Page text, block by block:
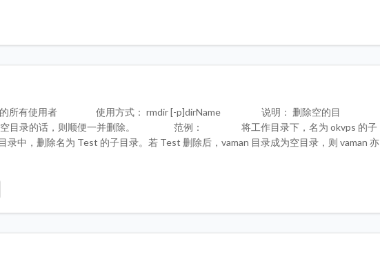
的所有使用者 使用方式： rmdir [-p]dirName 说明： 删除空的目
目录的话，则顺便一并删除。 范例： 将工作目录下，名为 okvps 的子
删除名为 Test 的子目录。若 Test 删除后，vaman 目录成为空目录，则 vaman 亦